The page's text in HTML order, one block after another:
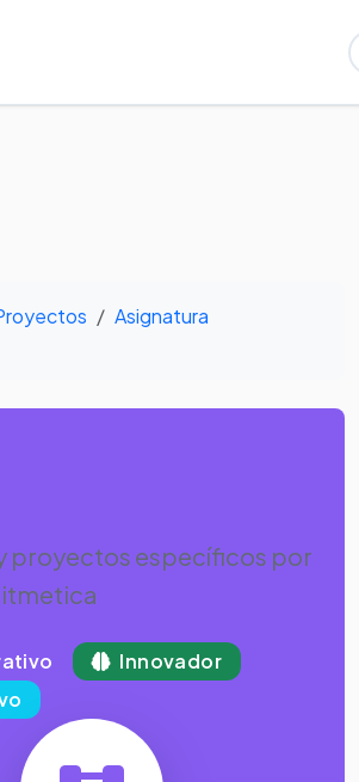
Asignatura
proyectos específicos por
Innovador